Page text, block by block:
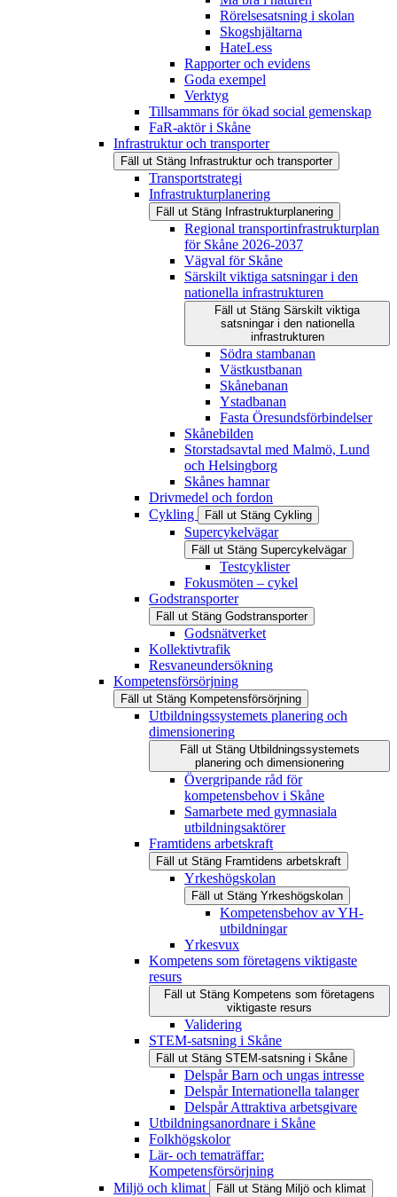
Rörelsesatsning i skolan
Skogshjältarna
HateLess
Rapporter och evidens
Goda exempel
Verktyg
Tillsammans för ökad social gemenskap
FaR-aktör i Skåne
Infrastruktur och transporter
Fäll ut Stäng Infrastruktur och transporter
Transportstrategi
Infrastrukturplanering
Fäll ut Stäng Infrastrukturplanering
Regional transportinfrastrukturplan
för Skåne 2026-2037
Vägval för Skåne
Särskilt viktiga satsningar i den
nationella infrastrukturen
Fäll ut Stäng Särskilt viktiga
satsningar i den nationella
infrastrukturen
Södra stambanan
Västkustbanan
Skånebanan
Ystadbanan
Fasta Öresundsförbindelser
Skånebilden
Storstadsavtal med Malmö, Lund
och Helsingborg
Skånes hamnar
Drivmedel och fordon
Cykling
Fäll ut Stäng Cykling
Supercykelvägar
Fäll ut Stäng Supercykelvägar
Testcyklister
Fokusmöten – cykel
Godstransporter
Fäll ut Stäng Godstransporter
Godsnätverket
Kollektivtrafik
Resvaneundersökning
Kompetensförsörjning
Fäll ut Stäng Kompetensförsörjning
Utbildningssystemets planering och
dimensionering
Fäll ut Stäng Utbildningssystemets
planering och dimensionering
Övergripande råd för
kompetensbehov i Skåne
Samarbete med gymnasiala
utbildningsaktörer
Framtidens arbetskraft
Fäll ut Stäng Framtidens arbetskraft
Yrkeshögskolan
Fäll ut Stäng Yrkeshögskolan
Kompetensbehov av YH-
utbildningar
Yrkesvux
Kompetens som företagens viktigaste
resurs
Fäll ut Stäng Kompetens som företagens
viktigaste resurs
Validering
STEM-satsning i Skåne
Fäll ut Stäng STEM-satsning i Skåne
Delspår Barn och ungas intresse
Delspår Internationella talanger
Delspår Attraktiva arbetsgivare
Utbildningsanordnare i Skåne
Folkhögskolor
Lär- och tematräffar:
Kompetensförsörjning
Miljö och klimat
Fäll ut Stäng Miljö och klimat